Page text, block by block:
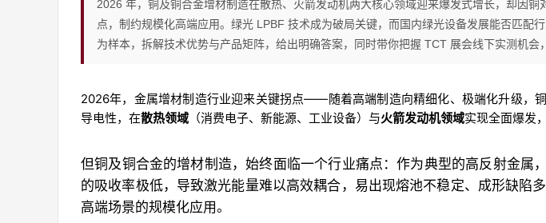
2026 年，铜及铜合金增材制造在散热、火箭发动机两大核心领域迎来爆发式增长，却因
点，制约规模化高端应用。绿光 LPBF 技术成为破局关键，而国内绿光设备发展能否匹配
为样本，拆解技术优势与产品矩阵，给出明确答案，同时带你把握 TCT 展会线下实测机会
2026年，金属增材制造行业迎来关键拐点——随着高端制造向精细化、极端化升级，铜
导电性，在散热领域 （消费电子、新能源、工业设备）与火箭发动机领域实现全面爆发
但铜及铜合金的增材制造，始终面临一个行业痛点：作为典型的高反射金属
的吸收率极低，导致激光能量难以高效耦合，易出现熔池不稳定、成形缺陷
高端场景的规模化应用。